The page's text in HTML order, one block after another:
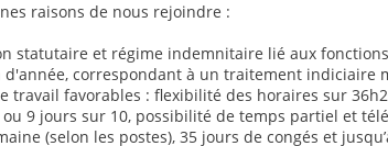
raisons de nous rejoindre :
statutaire et régime indemnitaire lié aux
d'année, correspondant à un traitement indiciaire
travail favorables : flexibilité des horaires sur
9 jours sur 10, possibilité de temps partiel et
(selon les postes), 35 jours de congés et